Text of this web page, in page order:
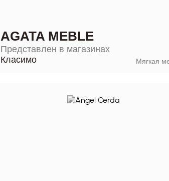
AGATA MEBLE
Представлен в магазинах
Класимо
Мягкая